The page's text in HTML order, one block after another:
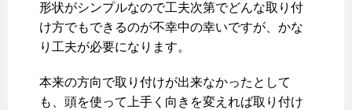
形状がシンプルなので工夫次第でどんな取り付
け方でもできるのが不幸中の幸いですが、かな
り工夫が必要になります。
本来の方向で取り付けが出来なかったとして
も、頭を使って上手く向きを変えれば取り付け